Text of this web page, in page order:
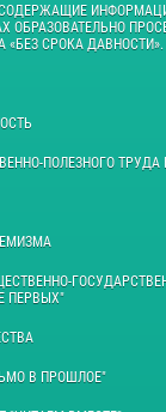
ОБРАЗОВАТЕЛЬНО
«БЕЗ СРОКА ДАВНОСТИ».
ПОЛЕЗНОГО ТРУДА
ПЕРВЫХ"
В ПРОШЛОЕ"